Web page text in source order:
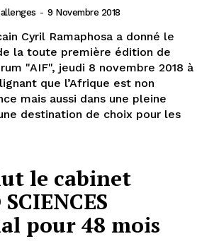
- 9 Novembre 2018
Cyril Ramaphosa a donné le
la toute première édition de
"AIF", jeudi 8 novembre 2018 à
que l’Afrique est non
mais aussi dans une pleine
destination de choix pour les
le cabinet
pour 48 mois